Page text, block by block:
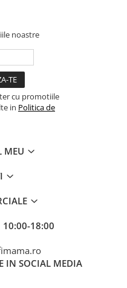
noastre
cu promotiile
in Politica de
MEU
10:00-18:00
IN SOCIAL MEDIA